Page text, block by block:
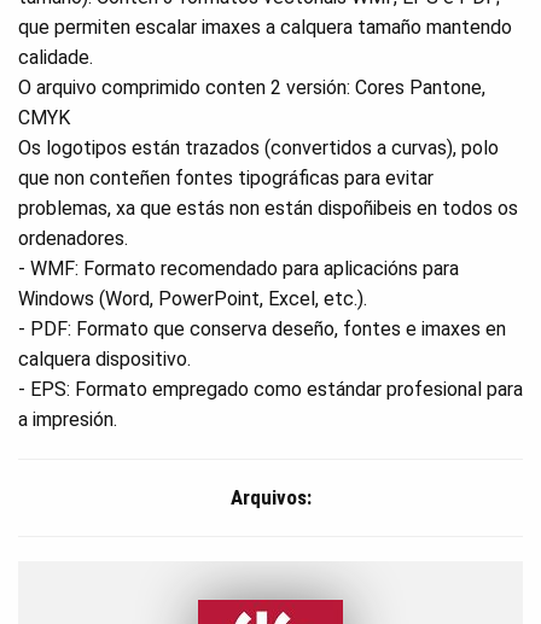
que permiten escalar imaxes a calquera tamaño mantendo
calidade.
O arquivo comprimido conten 2 versión: Cores Pantone,
CMYK
Os logotipos están trazados (convertidos a curvas), polo
que non conteñen fontes tipográficas para evitar
problemas, xa que estás non están dispoñibeis en todos os
ordenadores.
- WMF: Formato recomendado para aplicacións para
Windows (Word, PowerPoint, Excel, etc.).
- PDF: Formato que conserva deseño, fontes e imaxes en
calquera dispositivo.
- EPS: Formato empregado como estándar profesional para
a impresión.
Arquivos: